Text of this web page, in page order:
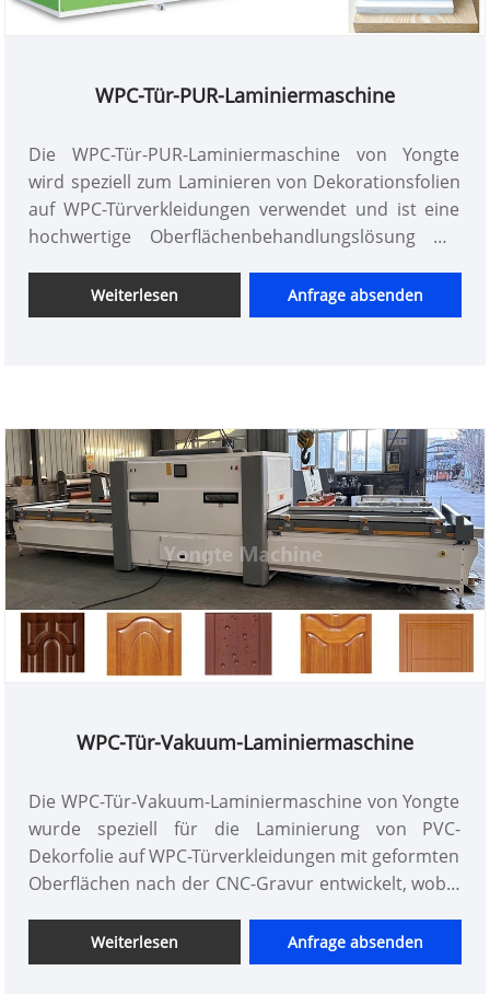
WPC-Tür-PUR-Laminiermaschine
Die WPC-Tür-PUR-Laminiermaschine von Yongte
wird speziell zum Laminieren von Dekorationsfolien
auf WPC-Türverkleidungen verwendet und ist eine
hochwertige Oberflächenbehandlungslösung mit
Weiterlesen Anfrage absenden
WPC-Tür-Vakuum-Laminiermaschine
Die WPC-Tür-Vakuum-Laminiermaschine von Yongte
wurde speziell für die Laminierung von PVC-
Dekorfolie auf WPC-Türverkleidungen mit geformten
Oberflächen nach der CNC-Gravur entwickelt, wobei
präzise Haftung zu gewährleisten.
Weiterlesen Anfrage absenden